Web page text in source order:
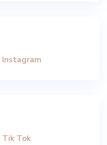
Instagram
Tik Tok